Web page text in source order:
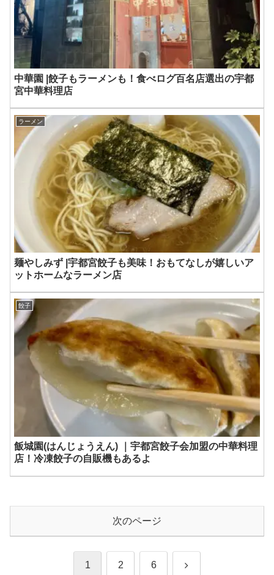
中華園 |餃子もラーメンも！食べログ百名店選出の宇都
宮中華料理店
ラーメン
麺やしみず |宇都宮餃子も美味！おもてなしが嬉しいア
ットホームなラーメン店
餃子
飯城園(はんじょうえん) ｜宇都宮餃子会加盟の中華料理
店！冷凍餃子の自販機もあるよ
次のページ
1 2 6 次